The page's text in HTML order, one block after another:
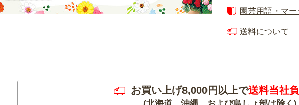
園芸用語・マ
送料について
お買い上げ8,000円以上で送料当社